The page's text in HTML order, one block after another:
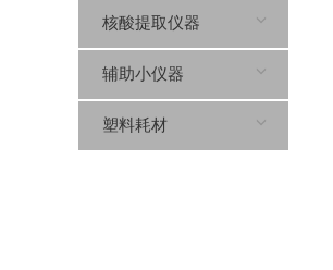
核酸提取仪器
辅助小仪器
塑料耗材